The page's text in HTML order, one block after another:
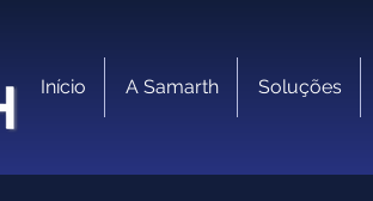
Início A Samarth Soluções